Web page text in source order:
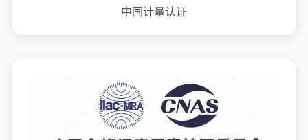
中国计量认证